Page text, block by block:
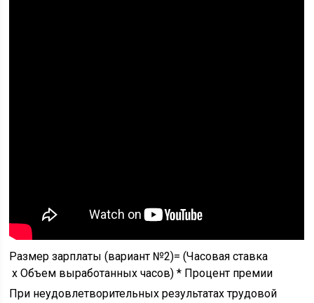
Размер зарплаты (вариант №2)= (Часовая ставка
х Объем выработанных часов) * Процент премии
При неудовлетворительных результатах трудовой